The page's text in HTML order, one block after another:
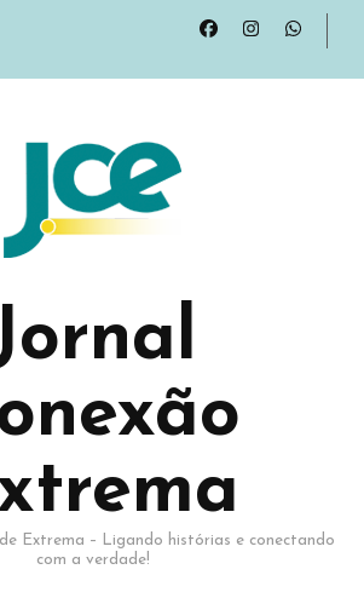
Extrema – Ligando histórias e conectando
com a verdade!